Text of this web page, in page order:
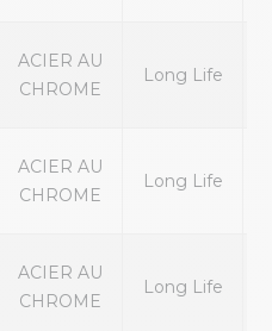
ACIER AU
CHROME
Long Life
ACIER AU
CHROME
Long Life
ACIER AU
CHROME
Long Life